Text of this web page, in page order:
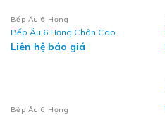
Bếp Âu 6 Họng
Bếp Âu 6 Họng Chân Cao
Liên hệ báo giá
Bếp Âu 6 Họng